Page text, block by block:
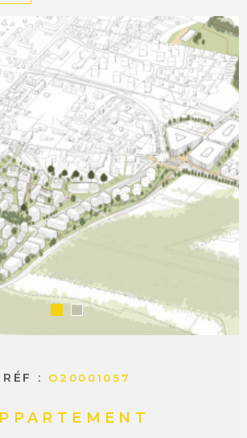
NEUFS
ESTIMER
VENDRE
RÉF : O20001057